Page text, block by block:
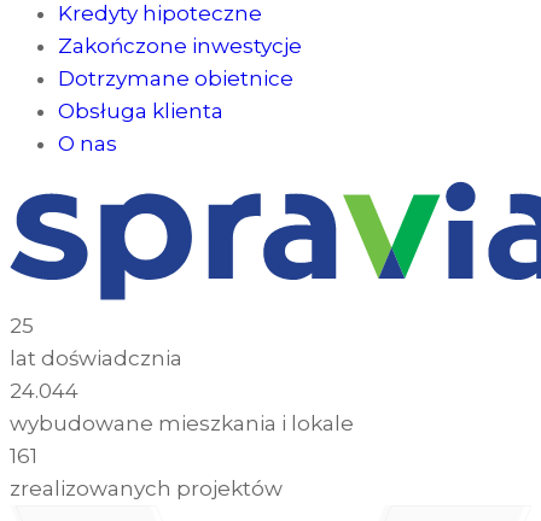
Kredyty hipoteczne
Zakończone inwestycje
Dotrzymane obietnice
Obsługa klienta
O nas
25
lat doświadcznia
24.044
wybudowane mieszkania i lokale
161
zrealizowanych projektów